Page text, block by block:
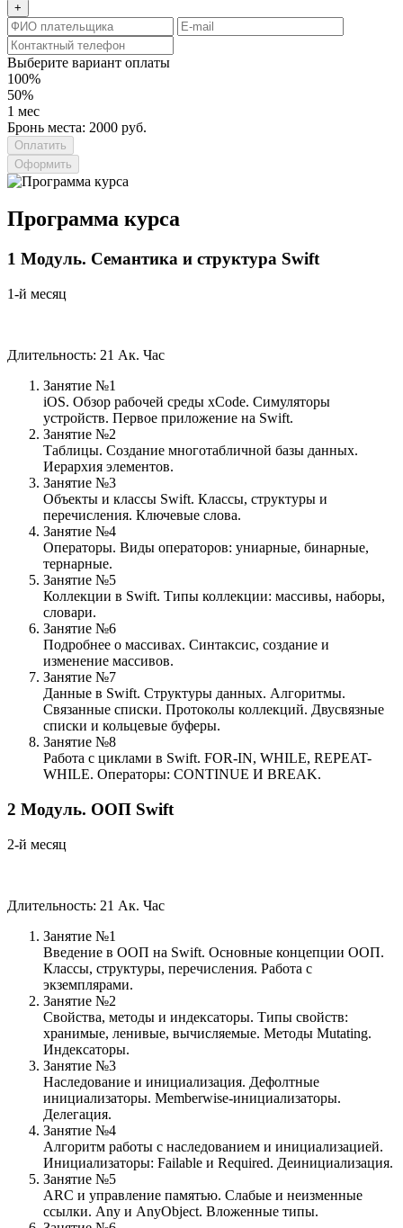
+
Выберите вариант оплаты
100%
50%
1 мес
Бронь места: 2000 руб.
Оформить
Программа курса
1 Модуль. Семантика и структура Swift
1-й месяц
Длительность: 21 Ак. Час
Занятие №1
iOS. Обзор рабочей среды xCode. Симуляторы
устройств. Первое приложение на Swift.
Занятие №2
Таблицы. Создание многотабличной базы данных.
Иерархия элементов.
Занятие №3
Объекты и классы Swift. Классы, структуры и
перечисления. Ключевые слова.
Занятие №4
Операторы. Виды операторов: униарные, бинарные,
тернарные.
Занятие №5
Коллекции в Swift. Типы коллекции: массивы, наборы,
словари.
Занятие №6
Подробнее о массивах. Синтаксис, создание и
изменение массивов.
Занятие №7
Данные в Swift. Структуры данных. Алгоритмы.
Связанные списки. Протоколы коллекций. Двусвязные
списки и кольцевые буферы.
Занятие №8
Работа с циклами в Swift. FOR-IN, WHILE, REPEAT-
WHILE. Операторы: CONTINUE И BREAK.
2 Модуль. ООП Swift
2-й месяц
Длительность: 21 Ак. Час
Занятие №1
Введение в ООП на Swift. Основные концепции ООП.
Классы, структуры, перечисления. Работа с
экземплярами.
Занятие №2
Свойства, методы и индексаторы. Типы свойств:
хранимые, ленивые, вычисляемые. Методы Mutating.
Индексаторы.
Занятие №3
Наследование и инициализация. Дефолтные
инициализаторы. Memberwise-инициализаторы.
Делегация.
Занятие №4
Алгоритм работы с наследованием и инициализацией.
Инициализаторы: Failable и Required. Деинициализация.
Занятие №5
ARC и управление памятью. Слабые и неизменные
ссылки. Any и AnyObject. Вложенные типы.